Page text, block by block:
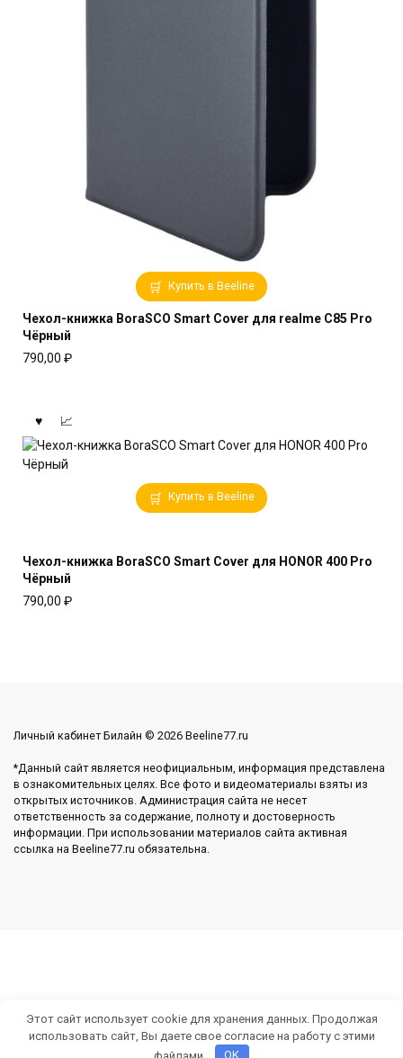
Купить в Beeline
Чехол-книжка BoraSCO Smart Cover для realme C85 Pro
Чёрный
790,00 ₽
Купить в Beeline
Чехол-книжка BoraSCO Smart Cover для HONOR 400 Pro
Чёрный
790,00 ₽
Личный кабинет Билайн © 2026 Beeline77.ru
*Данный сайт является неофициальным, информация представлена
в ознакомительных целях. Все фото и видеоматериалы взяты из
открытых источников. Администрация сайта не несет
ответственность за содержание, полноту и достоверность
информации. При использовании материалов сайта активная
ссылка на Beeline77.ru обязательна.
Этот сайт использует cookie для хранения данных. Продолжая
использовать сайт, Вы даете свое согласие на работу с этими
файлами.
OK